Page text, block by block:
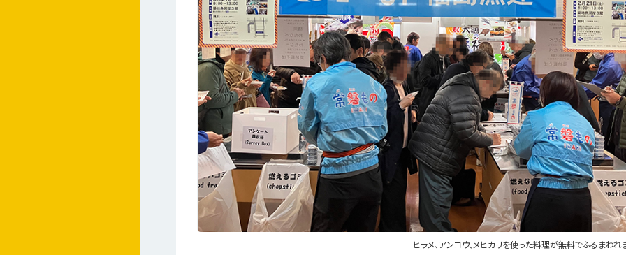
ヒラメ、アンコウ、メヒカリを使った料理が無料でふるまわれ